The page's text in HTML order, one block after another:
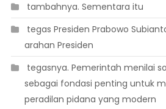
 tambahnya. Sementara itu
 tegas Presiden Prabowo
arahan Presiden
 tegasnya. Pemerintah menilai
sebagai fondasi penting untuk
peradilan pidana yang modern